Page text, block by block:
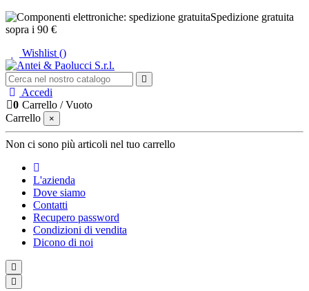
Spedizione gratuita
sopra i 90 €
Wishlist ()
Accedi
0 Carrello /Vuoto
Carrello
×
Non ci sono più articoli nel tuo carrello
L'azienda
Dove siamo
Contatti
Recupero password
Condizioni di vendita
Dicono di noi